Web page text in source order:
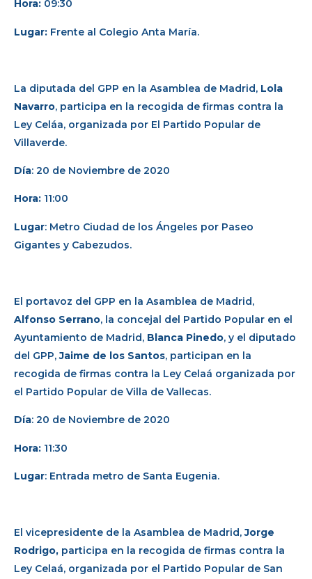
Hora: 09:30
Lugar: Frente al Colegio Anta María.
La diputada del GPP en la Asamblea de Madrid, Lola
Navarro, participa en la recogida de firmas contra la
Ley Celáa, organizada por El Partido Popular de
Villaverde.
Día: 20 de Noviembre de 2020
Hora: 11:00
Lugar: Metro Ciudad de los Ángeles por Paseo
Gigantes y Cabezudos.
El portavoz del GPP en la Asamblea de Madrid,
Alfonso Serrano, la concejal del Partido Popular en el
Ayuntamiento de Madrid, Blanca Pinedo, y el diputado
del GPP,Jaime de los Santos, participan en la
recogida de firmas contra la Ley Celaá organizada por
el Partido Popular de Villa de Vallecas.
Día: 20 de Noviembre de 2020
Hora: 11:30
Lugar: Entrada metro de Santa Eugenia.
El vicepresidente de la Asamblea de Madrid,Jorge
Rodrigo, participa en la recogida de firmas contra la
Ley Celaá, organizada por el Partido Popular de San